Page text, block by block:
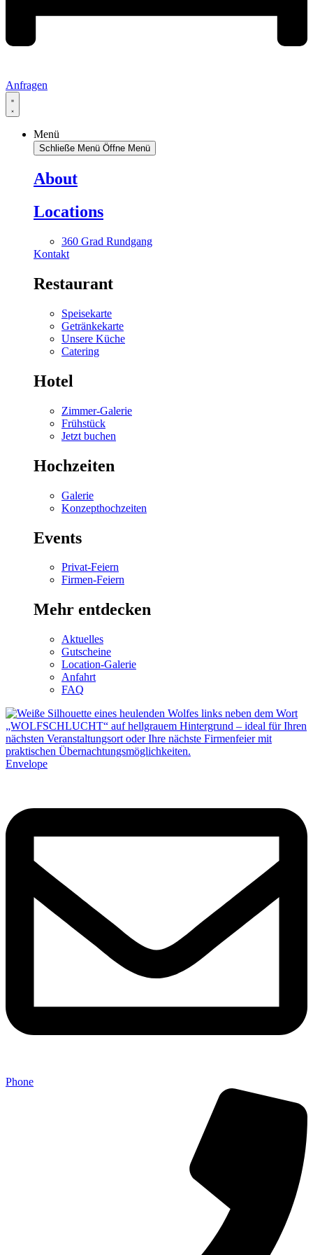
Anfragen
Menü
Schließe Menü Öffne Menü
About
Locations
360 Grad Rundgang
Kontakt
Restaurant
Speisekarte
Getränkekarte
Unsere Küche
Catering
Hotel
Zimmer-Galerie
Frühstück
Jetzt buchen
Hochzeiten
Galerie
Konzepthochzeiten
Events
Privat-Feiern
Firmen-Feiern
Mehr entdecken
Aktuelles
Gutscheine
Location-Galerie
Anfahrt
FAQ
Envelope
Phone